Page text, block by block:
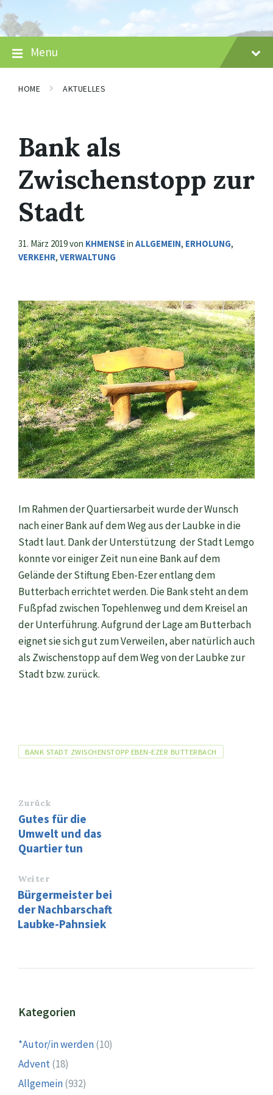
Skip
to
content
Skip
to
main
navigation
Skip
to
footer
Menu
HOME AKTUELLES
Bank als
Zwischenstopp zur
Stadt
31. März 2019von KHMENSE in ALLGEMEIN, ERHOLUNG,
VERKEHR, VERWALTUNG
Im Rahmen der Quartiersarbeit wurde der Wunsch
nach einer Bank auf dem Weg aus der Laubke in die
Stadt laut. Dank der Unterstützung der Stadt Lemgo
konnte vor einiger Zeit nun eine Bank auf dem
Gelände der Stiftung Eben-Ezer entlang dem
Butterbach errichtet werden. Die Bank steht an dem
Fußpfad zwischen Topehlenweg und dem Kreisel an
der Unterführung. Aufgrund der Lage am Butterbach
eignet sie sich gut zum Verweilen, aber natürlich auch
als Zwischenstopp auf dem Weg von der Laubke zur
Stadt bzw. zurück.
Tags
BANK STADT ZWISCHENSTOPP EBEN-EZER BUTTERBACH
Zurück
Gutes für die
Umwelt und das
Quartier tun
Weiter
Bürgermeister bei
der Nachbarschaft
Laubke-Pahnsiek
Kategorien
*Autor/in werden(10)
Advent(18)
Allgemein(932)